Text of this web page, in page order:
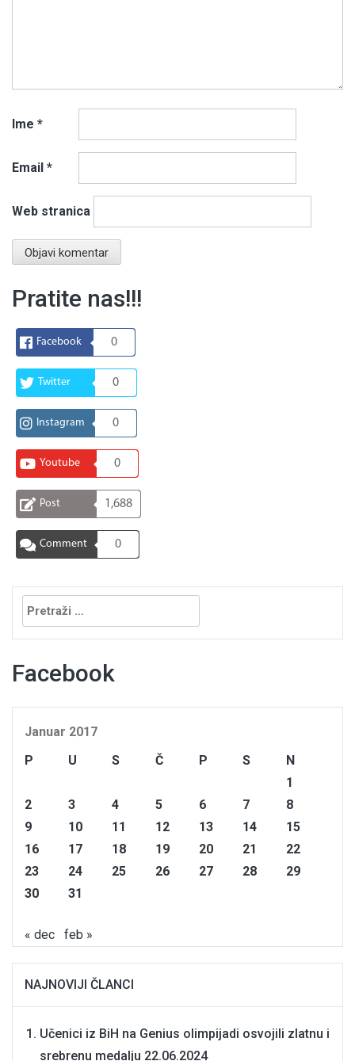
Ime *
Email *
Web stranica
Pratite nas!!!
Facebook 0
Twitter 0
Instagram 0
Youtube 0
Post 1,688
Comment 0
Pretraga:
Facebook
Januar 2017
P
U S Č P S
N
1
2
3 4 5 6 7
8
9
10 11 12 13 14
15
16
17 18 19 20 21
22
23
24 25 26 27 28
29
30
31
« dec feb »
NAJNOVIJI ČLANCI
Učenici iz BiH na Genius olimpijadi osvojili zlatnu i
srebrenu medalju 22.06.2024